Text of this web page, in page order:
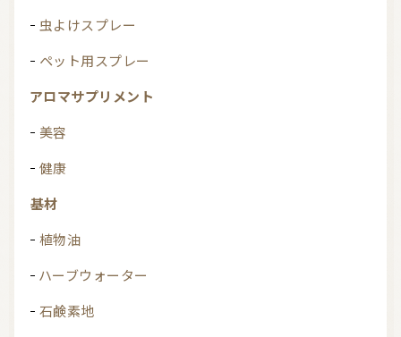
虫よけスプレー
ペット用スプレー
アロマサプリメント
美容
健康
基材
植物油
ハーブウォーター
石鹸素地